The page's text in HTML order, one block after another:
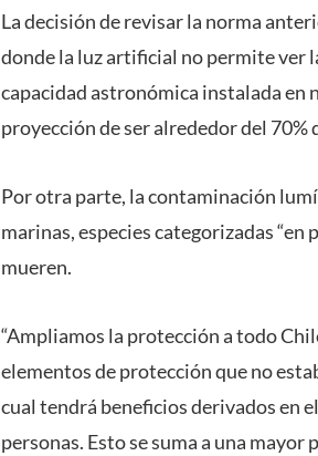
La decisión de revisar la norma
donde la luz artificial no permite ver
capacidad astronómica instalada en
proyección de ser alrededor del
Por otra parte, la contaminación
marinas, especies categorizadas “en
mueren.
“Ampliamos la protección a todo
elementos de protección que no
cual tendrá beneficios derivados en
personas. Esto se suma a una